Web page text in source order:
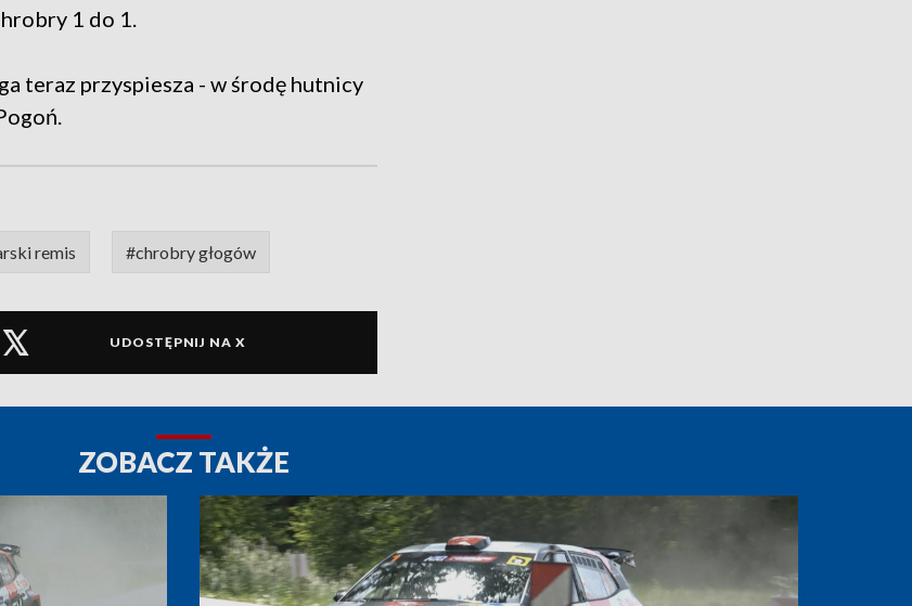
1 do 1.
teraz przyspiesza - w środę hutnicy
remis #chrobry głogów
UDOSTĘPNIJ NA X
ZOBACZ TAKŻE